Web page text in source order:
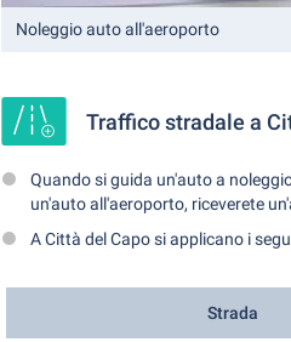
Noleggio auto all'aeroporto
Traffico stradale a
Quando si guida un'auto a
un'auto all'aeroporto, riceverete
A Città del Capo si applicano i
Strada